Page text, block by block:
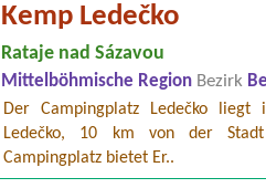
Kemp Ledečko
Rataje nad Sázavou
Mittelböhmische Region Bezirk
Der Campingplatz Ledečko
Ledečko, 10 km von der
Campingplatz bietet Er..